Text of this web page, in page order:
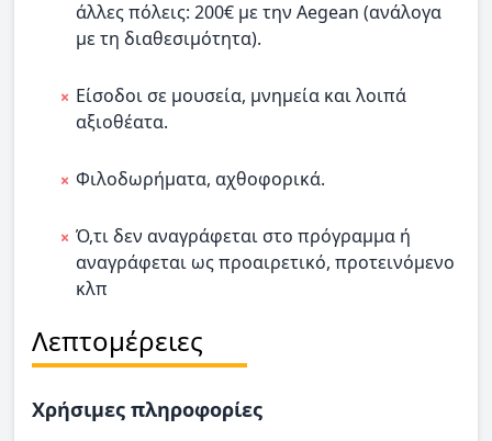
άλλες πόλεις: 200€ με την Aegean (ανάλογα
με τη διαθεσιμότητα).
Είσοδοι σε μουσεία, μνημεία και λοιπά
αξιοθέατα.
Φιλοδωρήματα, αχθοφορικά.
Ό,τι δεν αναγράφεται στο πρόγραμμα ή
αναγράφεται ως προαιρετικό, προτεινόμενο
κλπ
Λεπτομέρειες
Χρήσιμες πληροφορίες